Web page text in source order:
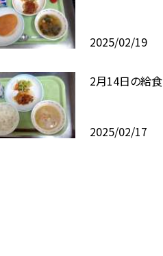
2025/02/19
2月14日の給食
2025/02/17